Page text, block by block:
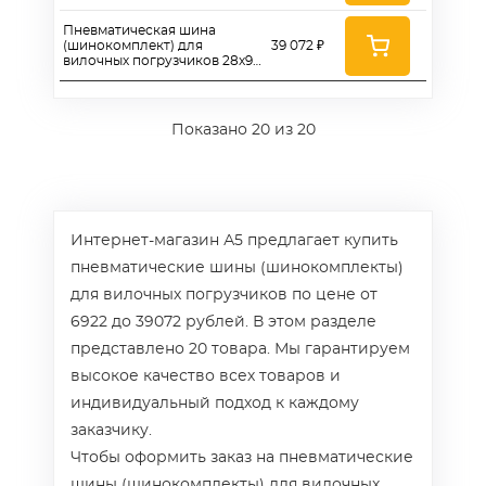
Пневматическая шина
(шинокомплект) для
вилочных погрузчиков 28х9-
39 072 ₽
Показано 20из 20
Интернет-магазин А5 предлагает купить
пневматические шины (шинокомплекты)
для вилочных погрузчиков по цене от
6922 до 39072 рублей. В этом разделе
представлено 20 товара. Мы гарантируем
высокое качество всех товаров и
индивидуальный подход к каждому
заказчику.
Чтобы оформить заказ на пневматические